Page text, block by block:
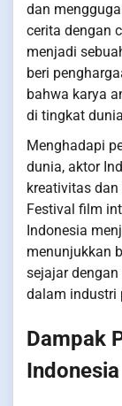
dan
cerita dengan
menjadi
beri
bahwa karya
di tingkat
Menghadapi
dunia, aktor
kreativitas
Festival film
Indonesia
menunjukkan
sejajar
dalam industri
Dampak
Indonesia